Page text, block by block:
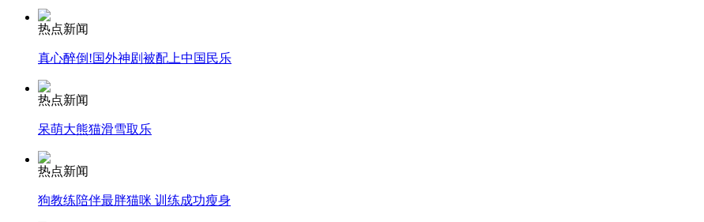
安徽一实载49人客车翻车
消防员救轻生者 花炮节热闹非凡 减压"枕头大战"
热点新闻
真心醉倒!国外神剧被配上中国民乐
热点新闻
呆萌大熊猫滑雪取乐
热点新闻
狗教练陪伴最胖猫咪 训练成功瘦身